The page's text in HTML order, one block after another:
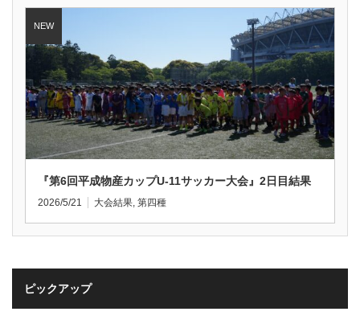
『第6回平成物産カップU-11サッカー大会』2日目結果
2026/5/21 大会結果, 第四種
ピックアップ